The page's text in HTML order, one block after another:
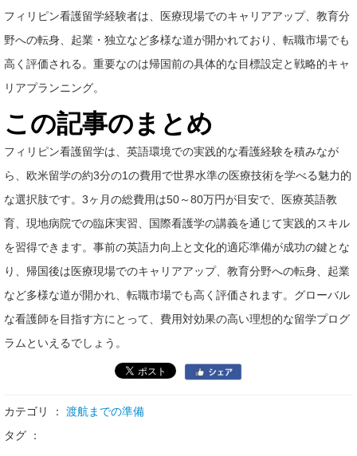
フィリピン看護留学経験者は、医療現場でのキャリアアップ、教育分
野への転身、起業・独立など多様な道が開かれており、転職市場でも
高く評価される。重要なのは帰国前の具体的な目標設定と戦略的キャ
リアプランニング。
この記事のまとめ
フィリピン看護留学は、英語環境での実践的な看護経験を積みなが
ら、欧米留学の約3分の1の費用で世界水準の医療技術を学べる魅力的
な選択肢です。3ヶ月の総費用は50～80万円が目安で、医療英語教
育、現地病院での臨床実習、国際看護学の講義を通じて実践的スキル
を習得できます。事前の英語力向上と文化的適応準備が成功の鍵とな
り、帰国後は医療現場でのキャリアアップ、教育分野への転身、起業
など多様な道が開かれ、転職市場でも高く評価されます。グローバル
な看護師を目指す方にとって、費用対効果の高い理想的な留学プログ
ラムといえるでしょう。
カテゴリ ： 渡航までの準備
タグ ：